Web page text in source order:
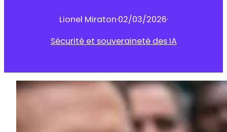
Lionel Miraton·02/03/2026·
Sécurité et souveraineté des IA